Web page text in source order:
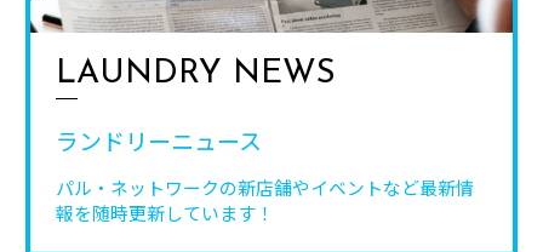
LAUNDRY NEWS
ランドリーニュース
パル・ネットワークの新店舗やイベントなど最新情
報を随時更新しています！